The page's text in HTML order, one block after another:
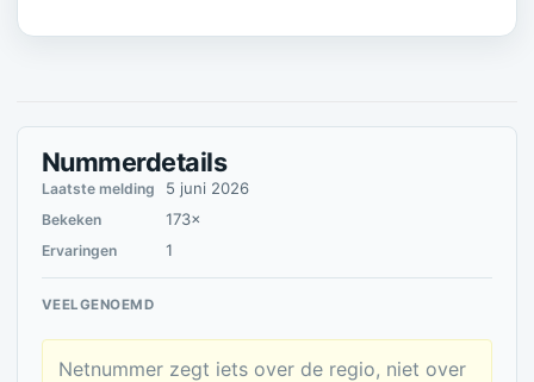
Nummerdetails
Laatste melding 5 juni 2026
Bekeken 173×
Ervaringen 1
VEELGENOEMD
Netnummer zegt iets over de regio, niet over